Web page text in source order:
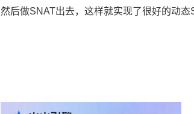
然后做SNAT出去，这样就实现了很好的动态